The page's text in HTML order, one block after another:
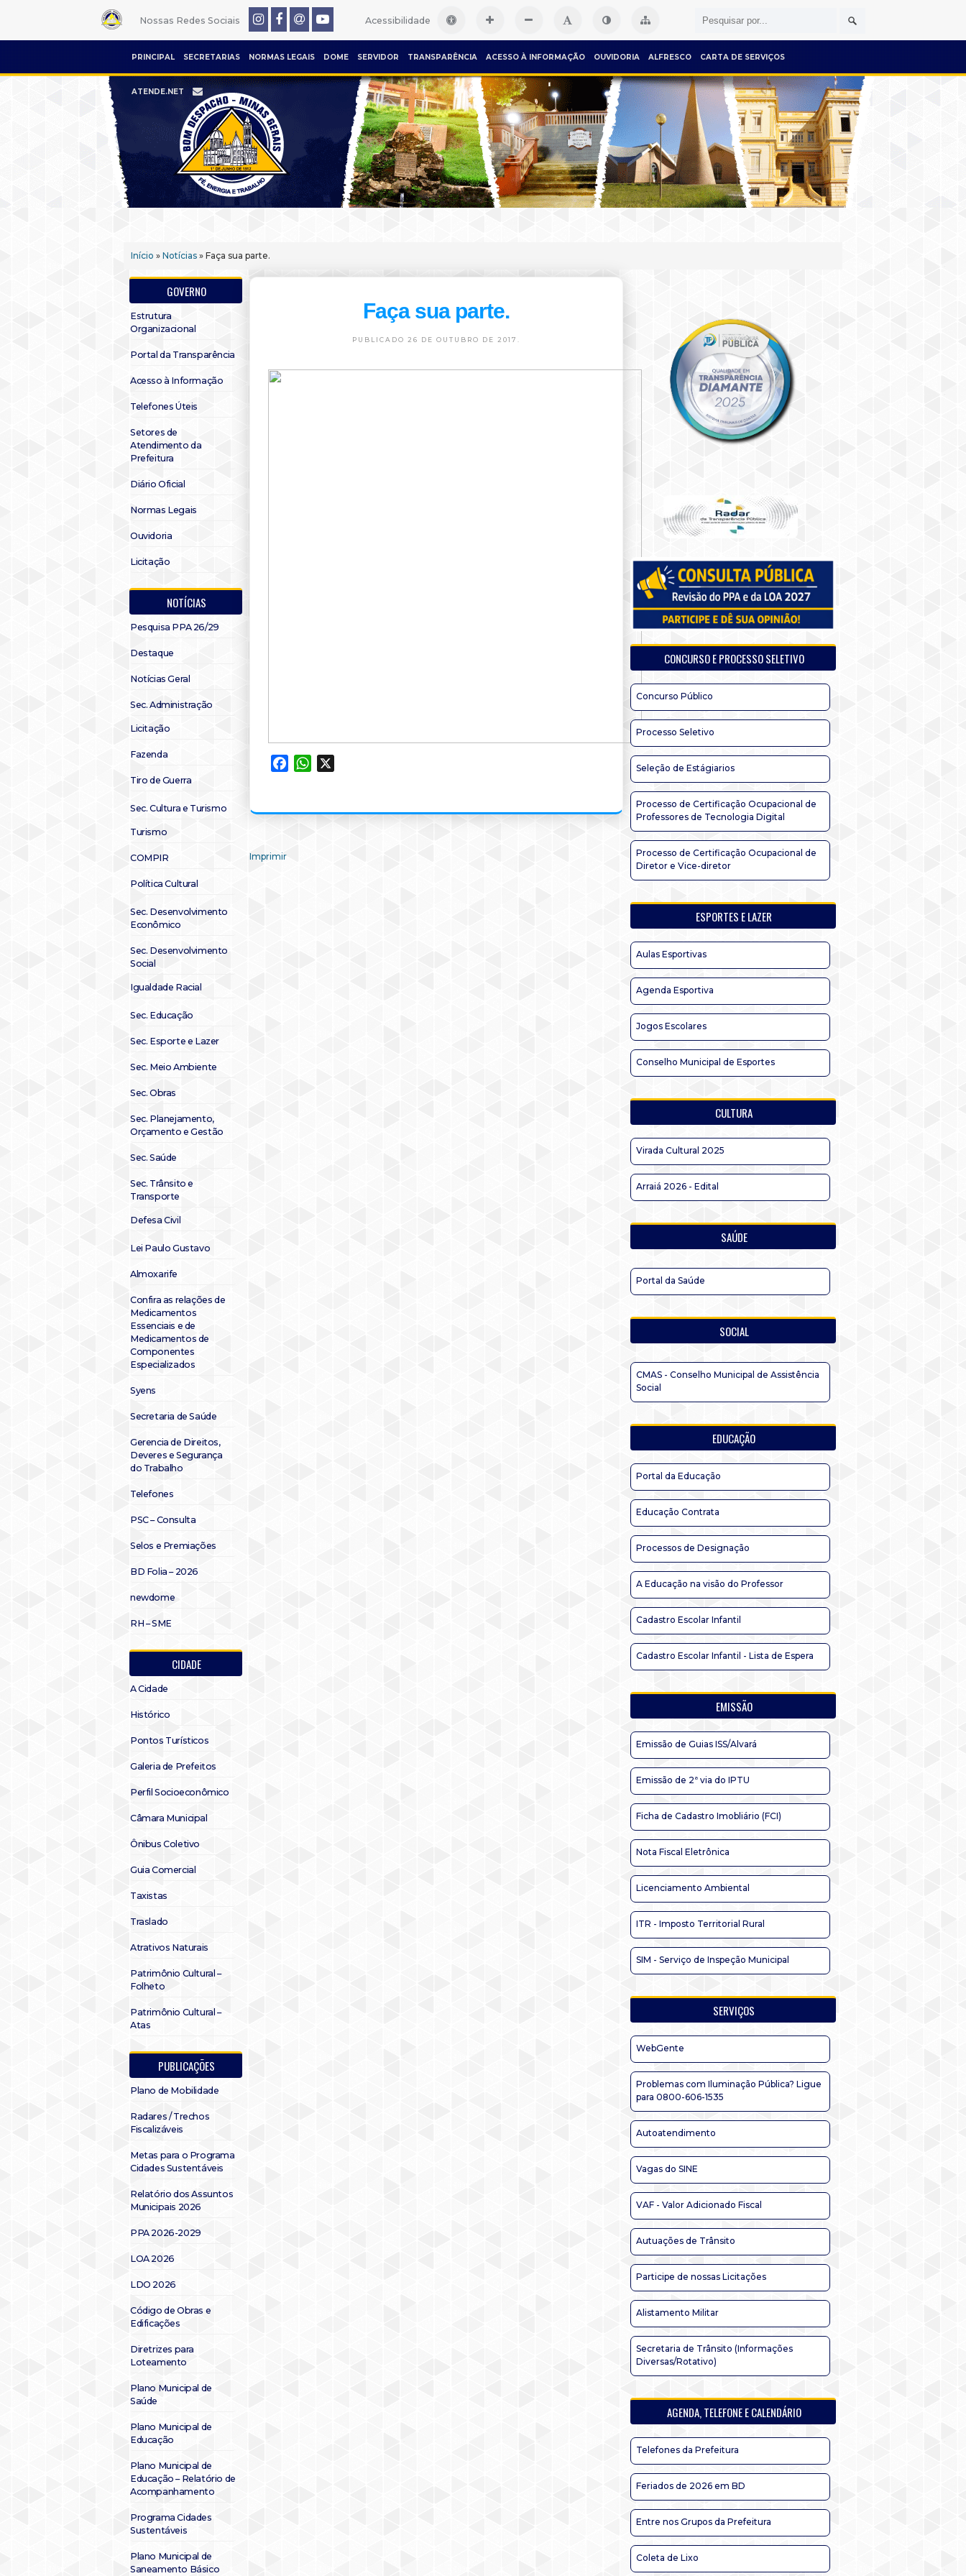
Nossas Redes Sociais Acessibilidade
PRINCIPAL SECRETARIAS NORMAS LEGAIS DOME SERVIDOR TRANSPARÊNCIA ACESSO À INFORMAÇÃO OUVIDORIA ALFRESCO CARTA DE SERVIÇOS
ATENDE.NET
Início » Notícias » Faça sua parte.
GOVERNO
Estrutura
Organizacional
Portal da Transparência
Acesso à Informação
Telefones Úteis
Setores de
Atendimento da
Prefeitura
Diário Oficial
Normas Legais
Ouvidoria
Licitação
NOTÍCIAS
Pesquisa PPA 26/29
Destaque
Notícias Geral
Sec. Administração
Licitação
Fazenda
Tiro de Guerra
Sec. Cultura e Turismo
Turismo
COMPIR
Política Cultural
Sec. Desenvolvimento
Econômico
Sec. Desenvolvimento
Social
Igualdade Racial
Sec. Educação
Sec. Esporte e Lazer
Sec. Meio Ambiente
Sec. Obras
Sec. Planejamento,
Orçamento e Gestão
Sec. Saúde
Sec. Trânsito e
Transporte
Defesa Civil
Lei Paulo Gustavo
Almoxarife
Confira as relações de
Medicamentos
Essenciais e de
Medicamentos de
Componentes
Especializados
Syens
Secretaria de Saúde
Gerencia de Direitos,
Deveres e Segurança
do Trabalho
Telefones
PSC – Consulta
Selos e Premiações
BD Folia – 2026
newdome
RH – SME
CIDADE
A Cidade
Histórico
Pontos Turísticos
Galeria de Prefeitos
Perfil Socioeconômico
Câmara Municipal
Ônibus Coletivo
Guia Comercial
Taxistas
Traslado
Atrativos Naturais
Patrimônio Cultural –
Folheto
Patrimônio Cultural –
Atas
PUBLICAÇÕES
Plano de Mobilidade
Radares / Trechos
Fiscalizáveis
Metas para o Programa
Cidades Sustentáveis
Relatório dos Assuntos
Municipais 2026
PPA 2026-2029
LOA 2026
LDO 2026
Código de Obras e
Edificações
Diretrizes para
Loteamento
Plano Municipal de
Saúde
Plano Municipal de
Educação
Plano Municipal de
Educação – Relatório de
Acompanhamento
Programa Cidades
Sustentáveis
Plano Municipal de
Saneamento Básico
Faça sua parte.
PUBLICADO 26 DE OUTUBRO DE 2017.
FacebookWhatsApp
Imprimir
CONCURSO E PROCESSO SELETIVO
Concurso Público
Processo Seletivo
Seleção de Estágiarios
Processo de Certificação Ocupacional de
Professores de Tecnologia Digital
Processo de Certificação Ocupacional de
Diretor e Vice-diretor
ESPORTES E LAZER
Aulas Esportivas
Agenda Esportiva
Jogos Escolares
Conselho Municipal de Esportes
CULTURA
Virada Cultural 2025
Arraiá 2026 - Edital
SAÚDE
Portal da Saúde
SOCIAL
CMAS - Conselho Municipal de Assistência
Social
EDUCAÇÃO
Portal da Educação
Educação Contrata
Processos de Designação
A Educação na visão do Professor
Cadastro Escolar Infantil
Cadastro Escolar Infantil - Lista de Espera
EMISSÃO
Emissão de Guias ISS/Alvará
Emissão de 2ª via do IPTU
Ficha de Cadastro Imobliário (FCI)
Nota Fiscal Eletrônica
Licenciamento Ambiental
ITR - Imposto Territorial Rural
SIM - Serviço de Inspeção Municipal
SERVIÇOS
WebGente
Problemas com Iluminação Pública? Ligue
para 0800-606-1535
Autoatendimento
Vagas do SINE
VAF - Valor Adicionado Fiscal
Autuações de Trânsito
Participe de nossas Licitações
Alistamento Militar
Secretaria de Trânsito (Informações
Diversas/Rotativo)
AGENDA, TELEFONE E CALENDÁRIO
Telefones da Prefeitura
Feriados de 2026 em BD
Entre nos Grupos da Prefeitura
Coleta de Lixo